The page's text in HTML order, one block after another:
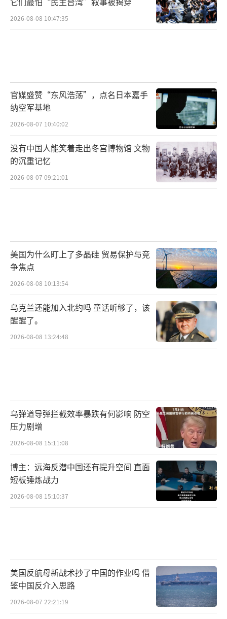
2026-08-08 10:47:35
官媒盛赞“东风浩荡”，点名日本嘉手
纳空军基地
2026-08-07 10:40:02
没有中国人能笑着走出冬宫博物馆 文物
的沉重记忆
2026-08-07 09:21:01
美国为什么盯上了多晶硅 贸易保护与竞
争焦点
2026-08-08 10:13:54
乌克兰还能加入北约吗 童话听够了，该
醒醒了。
2026-08-08 13:24:48
乌弹道导弹拦截效率暴跌有何影响 防空
压力剧增
2026-08-08 15:11:08
博主：远海反潜中国还有提升空间 直面
短板锤炼战力
2026-08-08 15:10:37
美国反航母新战术抄了中国的作业吗 借
鉴中国反介入思路
2026-08-07 22:21:19